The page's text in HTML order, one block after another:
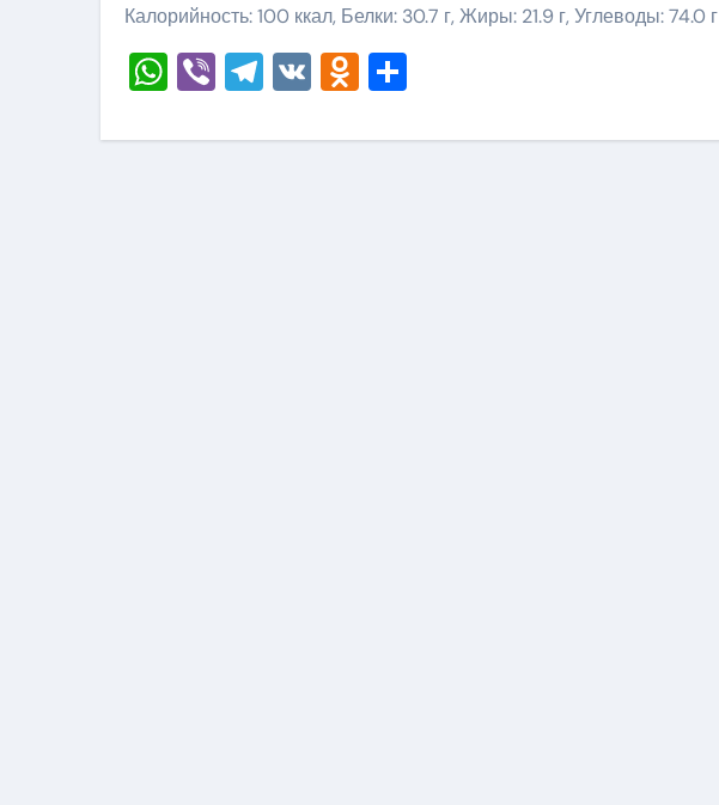
Калорийность: 100 ккал, Белки: 30.7 г, Жиры: 21.9 г, Углеводы: 74.0 г
WhatsApp
ViberTelegram
VKOdnoklassniki